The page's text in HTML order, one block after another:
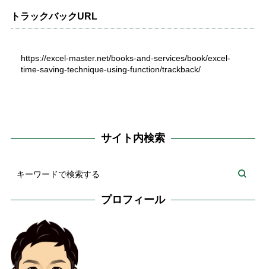
トラックバックURL
https://excel-master.net/books-and-services/book/excel-
time-saving-technique-using-function/trackback/
サイト内検索
プロフィール